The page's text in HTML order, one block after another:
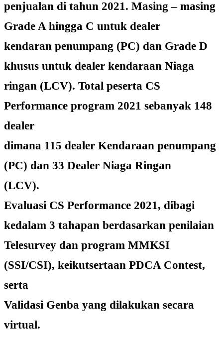
penjualan di tahun 2021. Masing – masing
Grade A hingga C untuk dealer
kendaran penumpang (PC) dan Grade D
khusus untuk dealer kendaraan Niaga
ringan (LCV). Total peserta CS
Performance program 2021 sebanyak 148
dealer
dimana 115 dealer Kendaraan penumpang
(PC) dan 33 Dealer Niaga Ringan
(LCV).
Evaluasi CS Performance 2021, dibagi
kedalam 3 tahapan berdasarkan penilaian
Telesurvey dan program MMKSI
(SSI/CSI), keikutsertaan PDCA Contest,
serta
Validasi Genba yang dilakukan secara
virtual.